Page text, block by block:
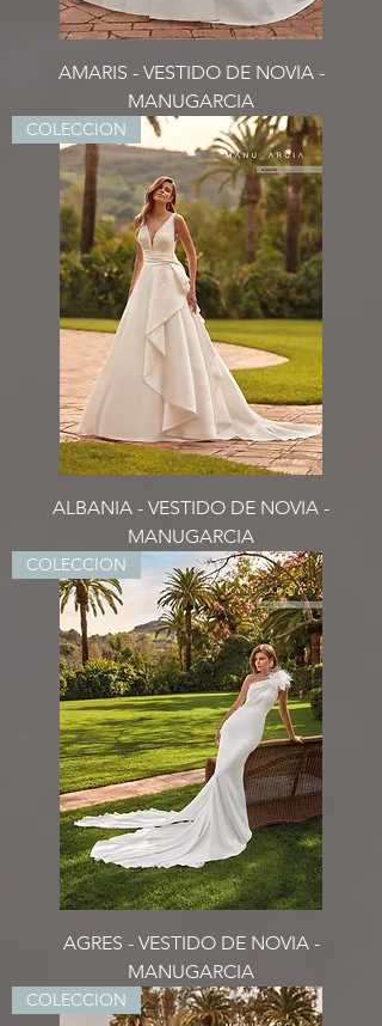
AMARIS - VESTIDO DE NOVIA -
MANUGARCIA
COLECCION
ALBANIA - VESTIDO DE NOVIA -
MANUGARCIA
COLECCION
AGRES - VESTIDO DE NOVIA -
MANUGARCIA
COLECCION